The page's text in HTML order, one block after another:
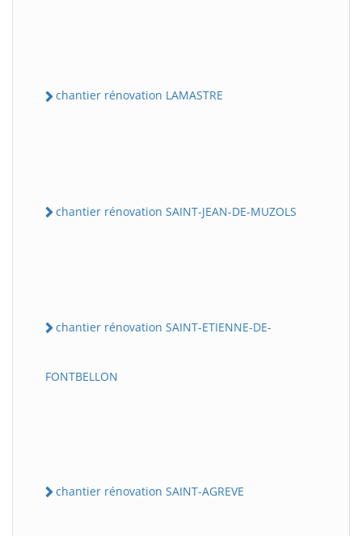
chantier rénovation LAMASTRE
chantier rénovation SAINT-JEAN-DE-MUZOLS
chantier rénovation SAINT-ETIENNE-DE-
FONTBELLON
chantier rénovation SAINT-AGREVE